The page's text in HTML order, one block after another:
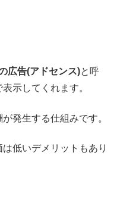
広告(アドセンス)と呼
示してくれます。
発生する仕組みです。
低いデメリットもあり